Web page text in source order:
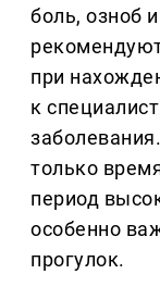
боль, озноб
при
к
только
период
особенно
прогулок.